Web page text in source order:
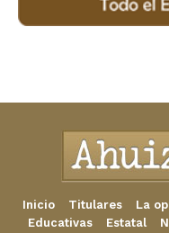
Inicio Titulares La
Educativas
Estatal